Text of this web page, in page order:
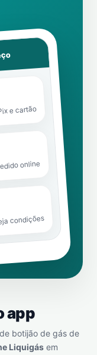
e cartão
online
condições
app
botijão de gás de
Liquigás em